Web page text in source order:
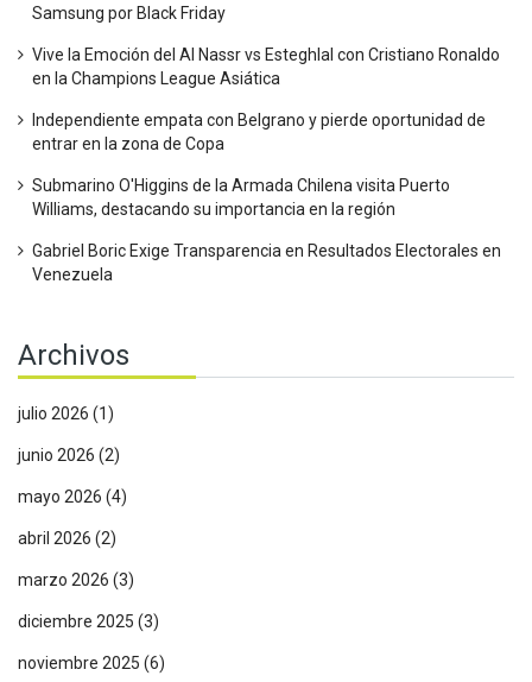
Samsung por Black Friday
Vive la Emoción del Al Nassr vs Esteghlal con Cristiano Ronaldo
en la Champions League Asiática
Independiente empata con Belgrano y pierde oportunidad de
entrar en la zona de Copa
Submarino O'Higgins de la Armada Chilena visita Puerto
Williams, destacando su importancia en la región
Gabriel Boric Exige Transparencia en Resultados Electorales en
Venezuela
Archivos
julio 2026 (1)
junio 2026 (2)
mayo 2026 (4)
abril 2026 (2)
marzo 2026 (3)
diciembre 2025 (3)
noviembre 2025 (6)